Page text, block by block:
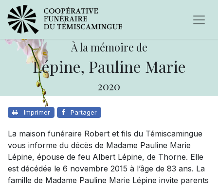
À la mémoire de
Lépine, Pauline Marie
2020
Imprimer Partager
La maison funéraire Robert et fils du Témiscamingue
vous informe du décès de Madame Pauline Marie
Lépine, épouse de feu Albert Lépine, de Thorne. Elle
est décédée le 6 novembre 2015 à l’âge de 83 ans. La
famille de Madame Pauline Marie Lépine invite parents